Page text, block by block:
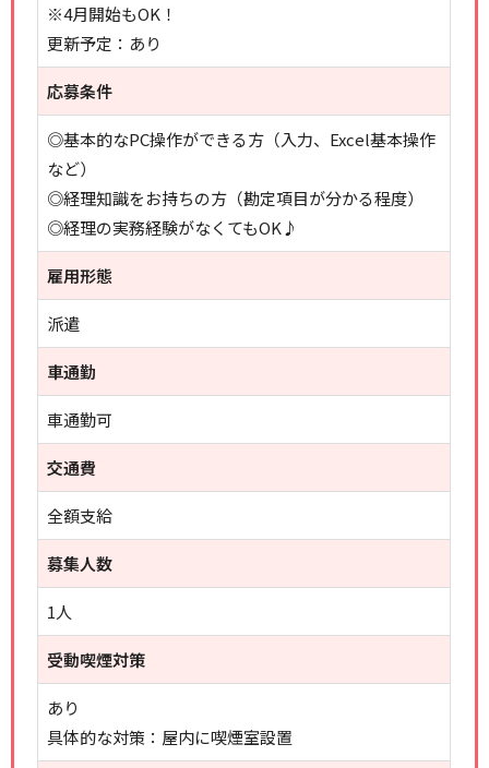
※4月開始もOK！
更新予定：あり
応募条件
◎基本的なPC操作ができる方（入力、Excel基本操作
など）
◎経理知識をお持ちの方（勘定項目が分かる程度）
◎経理の実務経験がなくてもOK♪
雇用形態
派遣
車通勤
車通勤可
交通費
全額支給
募集人数
1人
受動喫煙対策
あり
具体的な対策：屋内に喫煙室設置